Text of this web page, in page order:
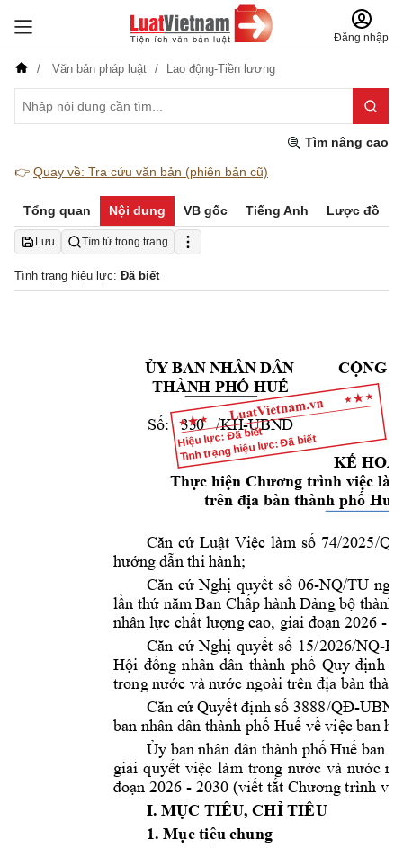
Đăng nhập
Văn bản pháp luật Lao động-Tiền lương
Tìm nâng cao
👉 Quay về: Tra cứu văn bản (phiên bản cũ)
Tổng quan Nội dung VB gốc Tiếng Anh Lược đồ
Lưu Tìm từ trong trang
Tình trạng hiệu lực: Đã biết
Hiệu lực: Đã biết
Tình trạng hiệu lực: Đã biết
ỦY BAN NHÂN DÂN
THÀNH PHỐ HUẾ
Số: 330 /KH-UBND
CỘNG
KẾ
Thực hiện Chương trình việc
trên địa bàn thành phố Huế,
Căn cứ Luật Việc làm số 74/2025/
hướng dẫn thi hành;
Căn cứ Nghị quyết số 06-NQ/TU
lần thứ năm Ban Chấp hành Đảng bộ thành
nhân lực chất lượng cao, giai đoạn 2026 -
Căn cứ Nghị quyết số 15/2026/NQ-
Hội đồng nhân dân thành phố Quy định
trong nước và nước ngoài trên địa bàn
Căn cứ Quyết định số 3888/QĐ-
ban nhân dân thành phố Huế về việc ban
Ủy ban nhân dân thành phố Huế ban
giải quyết việc làm trong nước và nước
đoạn 2026 - 2030 (viết tắt Chương trình
I. MỤC TIÊU, CHỈ TIÊU
1. Mục tiêu chung